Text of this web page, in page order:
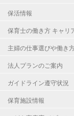
保活情報
保育士の働き方 キャリ
主婦の仕事選びや働き
法人プランのご案内
ガイドライン遵守状況
保育施設情報